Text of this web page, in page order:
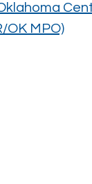
OK MPO)